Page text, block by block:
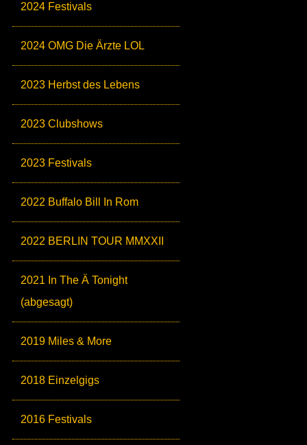
2024 Festivals
2024 OMG Die Ärzte LOL
2023 Herbst des Lebens
2023 Clubshows
2023 Festivals
2022 Buffalo Bill In Rom
2022 BERLIN TOUR MMXXII
2021 In The Ä Tonight
(abgesagt)
2019 Miles & More
2018 Einzelgigs
2016 Festivals